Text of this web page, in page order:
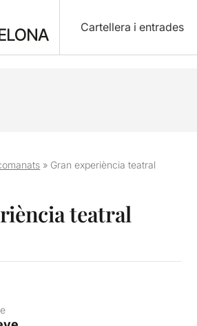
Cartellera i entrades
» Gran experiència teatral
teatral